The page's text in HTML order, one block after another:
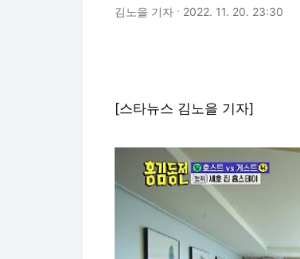
김노을 기자 2022. 11. 20. 23:30
[스타뉴스 김노을 기자]